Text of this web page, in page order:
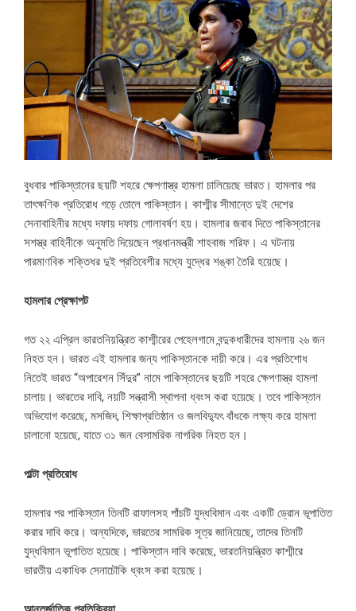
বুধবার পাকিস্তানের ছয়টি শহরে ক্ষেপণাস্ত্র হামলা চালিয়েছে ভারত। হামলার পর
তাৎক্ষণিক প্রতিরোধ গড়ে তোলে পাকিস্তান। কাশ্মীর সীমান্তে দুই দেশের
সেনাবাহিনীর মধ্যে দফায় দফায় গোলাবর্ষণ হয়। হামলার জবাব দিতে পাকিস্তানের
সশস্ত্র বাহিনীকে অনুমতি দিয়েছেন প্রধানমন্ত্রী শাহবাজ শরিফ। এ ঘটনায়
পারমাণবিক শক্তিধর দুই প্রতিবেশীর মধ্যে যুদ্ধের শঙ্কা তৈরি হয়েছে।
হামলার প্রেক্ষাপট
গত ২২ এপ্রিল ভারতনিয়ন্ত্রিত কাশ্মীরের পেহেলগামে বন্দুকধারীদের হামলায় ২৬ জন
নিহত হন। ভারত এই হামলার জন্য পাকিস্তানকে দায়ী করে। এর প্রতিশোধ
নিতেই ভারত “অপারেশন সিঁদুর” নামে পাকিস্তানের ছয়টি শহরে ক্ষেপণাস্ত্র হামলা
চালায়। ভারতের দাবি, নয়টি সন্ত্রাসী স্থাপনা ধ্বংস করা হয়েছে। তবে পাকিস্তান
অভিযোগ করেছে, মসজিদ, শিক্ষাপ্রতিষ্ঠান ও জলবিদ্যুৎ বাঁধকে লক্ষ্য করে হামলা
চালানো হয়েছে, যাতে ৩১ জন বেসামরিক নাগরিক নিহত হন।
পাল্টা প্রতিরোধ
হামলার পর পাকিস্তান তিনটি রাফালসহ পাঁচটি যুদ্ধবিমান এবং একটি ড্রোন ভূপাতিত
করার দাবি করে। অন্যদিকে, ভারতের সামরিক সূত্র জানিয়েছে, তাদের তিনটি
যুদ্ধবিমান ভূপাতিত হয়েছে। পাকিস্তান দাবি করেছে, ভারতনিয়ন্ত্রিত কাশ্মীরে
ভারতীয় একাধিক সেনাচৌকি ধ্বংস করা হয়েছে।